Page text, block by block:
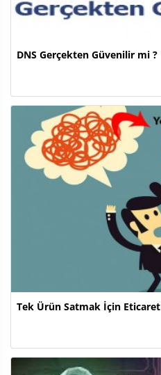
DNS Gerçekten Güvenilir mi ?
Tek Ürün Satmak İçin Eticaret